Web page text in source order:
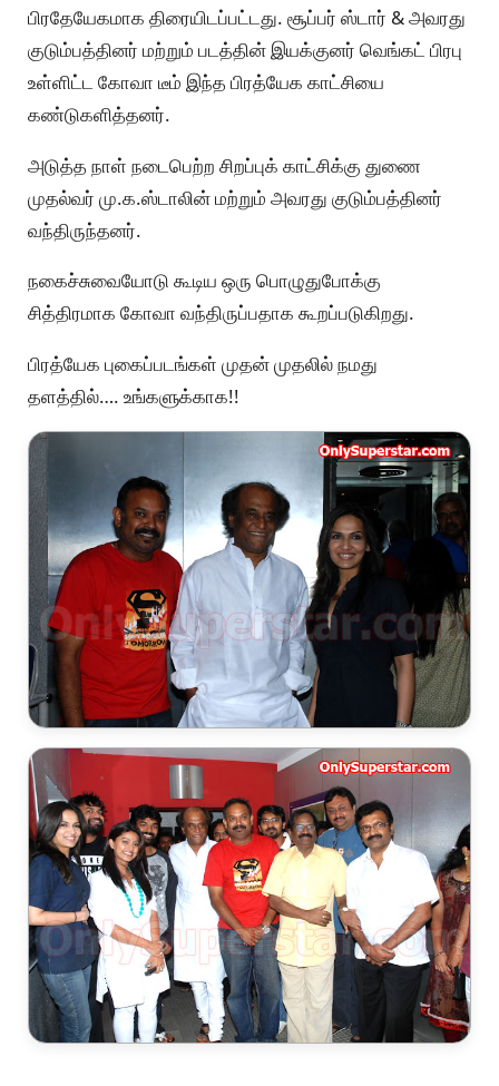
பிரதேயேகமாக திரையிடப்பட்டது. சூப்பர் ஸ்டார் & அவரது
குடும்பத்தினர் மற்றும் படத்தின் இயக்குனர் வெங்கட் பிரபு
உள்ளிட்ட கோவா டீம் இந்த பிரத்யேக காட்சியை
கண்டுகளித்தனர்.
அடுத்த நாள் நடைபெற்ற சிறப்புக் காட்சிக்கு துணை
முதல்வர் மு.க.ஸ்டாலின் மற்றும் அவரது குடும்பத்தினர்
வந்திருந்தனர்.
நகைச்சுவையோடு கூடிய ஒரு பொழுதுபோக்கு
சித்திரமாக கோவா வந்திருப்பதாக கூறப்படுகிறது.
பிரத்யேக புகைப்படங்கள் முதன் முதலில் நமது
தளத்தில்…. உங்களுக்காக!!